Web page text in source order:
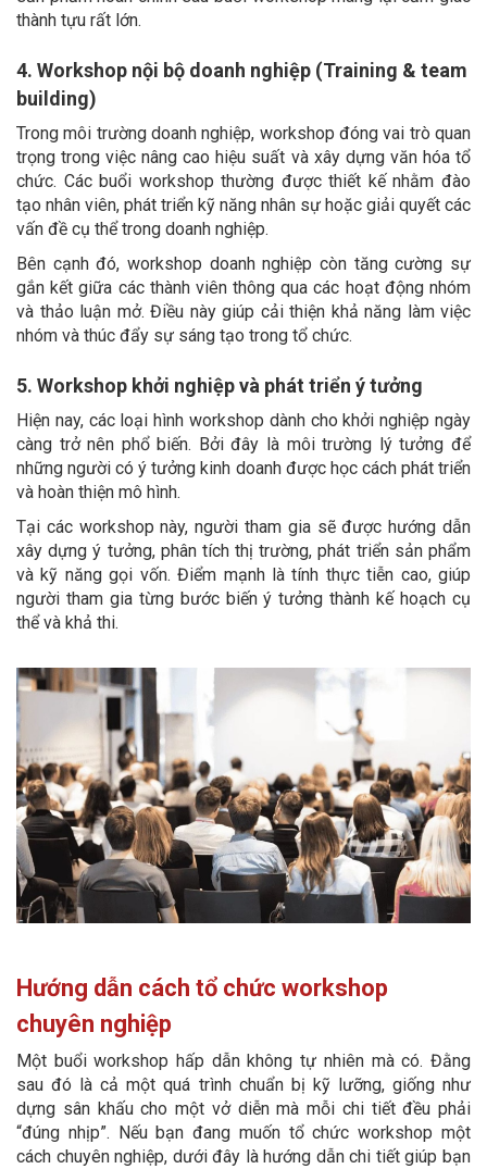
thành tựu rất lớn.
4. Workshop nội bộ doanh nghiệp (Training & team
building)
Trong môi trường doanh nghiệp, workshop đóng vai trò quan
trọng trong việc nâng cao hiệu suất và xây dựng văn hóa tổ
chức. Các buổi workshop thường được thiết kế nhằm đào
tạo nhân viên, phát triển kỹ năng nhân sự hoặc giải quyết các
vấn đề cụ thể trong doanh nghiệp.
Bên cạnh đó, workshop doanh nghiệp còn tăng cường sự
gắn kết giữa các thành viên thông qua các hoạt động nhóm
và thảo luận mở. Điều này giúp cải thiện khả năng làm việc
nhóm và thúc đẩy sự sáng tạo trong tổ chức.
5. Workshop khởi nghiệp và phát triển ý tưởng
Hiện nay, các loại hình workshop dành cho khởi nghiệp ngày
càng trở nên phổ biến. Bởi đây là môi trường lý tưởng để
những người có ý tưởng kinh doanh được học cách phát triển
và hoàn thiện mô hình.
Tại các workshop này, người tham gia sẽ được hướng dẫn
xây dựng ý tưởng, phân tích thị trường, phát triển sản phẩm
và kỹ năng gọi vốn. Điểm mạnh là tính thực tiễn cao, giúp
người tham gia từng bước biến ý tưởng thành kế hoạch cụ
thể và khả thi.
Hướng dẫn cách tổ chức workshop
chuyên nghiệp
Một buổi workshop hấp dẫn không tự nhiên mà có. Đằng
sau đó là cả một quá trình chuẩn bị kỹ lưỡng, giống như
dựng sân khấu cho một vở diễn mà mỗi chi tiết đều phải
“đúng nhịp”. Nếu bạn đang muốn tổ chức workshop một
cách chuyên nghiệp, dưới đây là hướng dẫn chi tiết giúp bạn